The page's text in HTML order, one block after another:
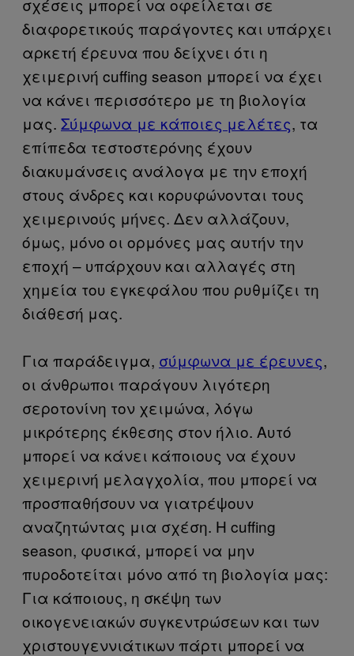
διαφορετικούς παράγοντες και υπάρχει
αρκετή έρευνα που δείχνει ότι η
χειμερινή cuffing season μπορεί να έχει
να κάνει περισσότερο με τη βιολογία
μας. Σύμφωνα με κάποιες μελέτες, τα
επίπεδα τεστοστερόνης έχουν
διακυμάνσεις ανάλογα με την εποχή
στους άνδρες και κορυφώνονται τους
χειμερινούς μήνες. Δεν αλλάζουν,
όμως, μόνο οι ορμόνες μας αυτήν την
εποχή – υπάρχουν και αλλαγές στη
χημεία του εγκεφάλου που ρυθμίζει τη
διάθεσή μας.
Για παράδειγμα, σύμφωνα με έρευνες,
οι άνθρωποι παράγουν λιγότερη
σεροτονίνη τον χειμώνα, λόγω
μικρότερης έκθεσης στον ήλιο. Αυτό
μπορεί να κάνει κάποιους να έχουν
χειμερινή μελαγχολία, που μπορεί να
προσπαθήσουν να γιατρέψουν
αναζητώντας μια σχέση. Η cuffing
season, φυσικά, μπορεί να μην
πυροδοτείται μόνο από τη βιολογία μας:
Για κάποιους, η σκέψη των
οικογενειακών συγκεντρώσεων και των
χριστουγεννιάτικων πάρτι μπορεί να